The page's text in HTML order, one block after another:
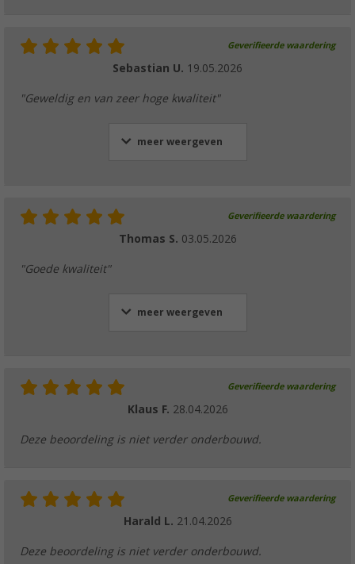
Lilie wit GEEL waterverdeelblok
(3)
€ 6,99
(8)
vanaf€ 4,99€ 6,99
Geverifieerde waardering
Sebastian U. 19.05.2026
"Geweldig en van zeer hoge kwaliteit"
meer weergeven
Geverifieerde waardering
Thomas S. 03.05.2026
"Goede kwaliteit"
meer weergeven
Geverifieerde waardering
Klaus F. 28.04.2026
Deze beoordeling is niet verder onderbouwd.
Geverifieerde waardering
Harald L. 21.04.2026
Deze beoordeling is niet verder onderbouwd.